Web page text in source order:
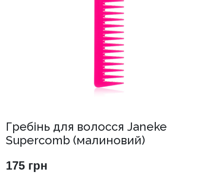
Гребінь для волосся Janeke
Supercomb (малиновий)
175 грн